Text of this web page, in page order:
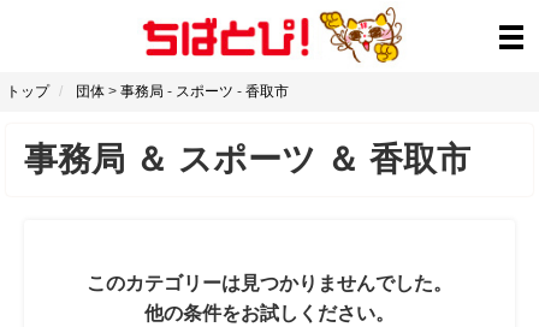
トップ 団体 > 事務局 - スポーツ - 香取市
事務局 ＆ スポーツ ＆ 香取市
このカテゴリーは見つかりませんでした。
他の条件をお試しください。